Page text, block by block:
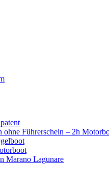
ohne Führerschein – 2h
Marano Lagunare